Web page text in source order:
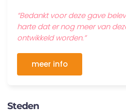
“Bedankt voor deze gave
harte dat er nog meer van
ontwikkeld worden.”
meer info
Steden